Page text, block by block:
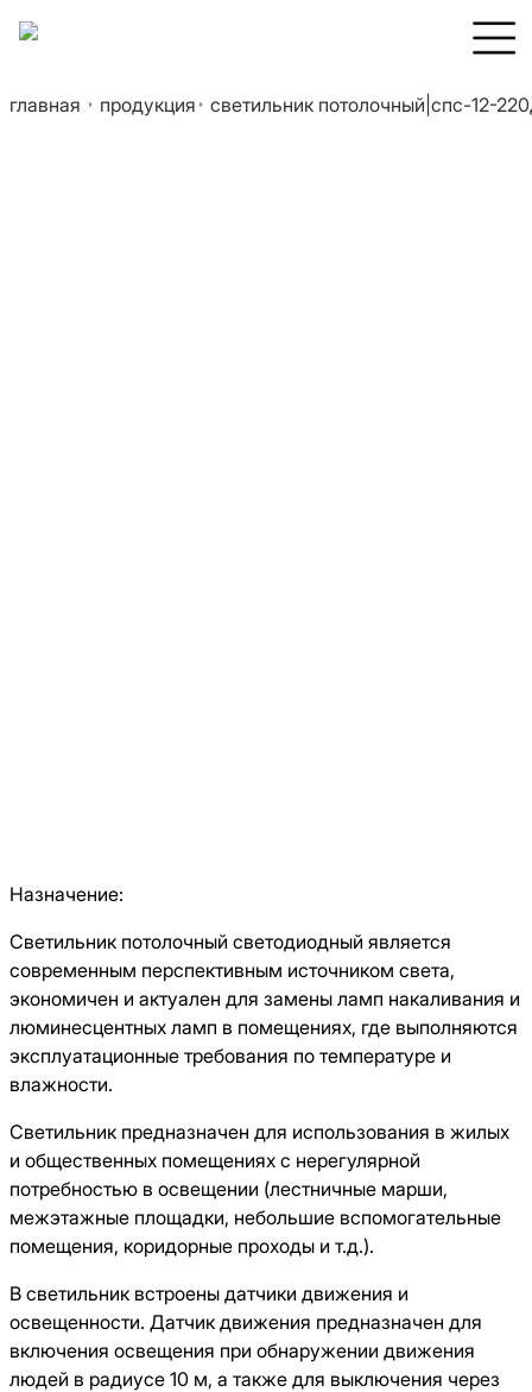
главная продукция светильник потолочный|спс-12-
Назначение:
Светильник потолочный светодиодный является
современным перспективным источником света,
экономичен и актуален для замены ламп накаливания и
люминесцентных ламп в помещениях, где выполняются
эксплуатационные требования по температуре и
влажности.
Светильник предназначен для использования в жилых
и общественных помещениях с нерегулярной
потребностью в освещении (лестничные марши,
межэтажные площадки, небольшие вспомогательные
помещения, коридорные проходы и т.д.).
В светильник встроены датчики движения и
освещенности. Датчик движения предназначен для
включения освещения при обнаружении движения
людей в радиусе 10 м, а также для выключения через